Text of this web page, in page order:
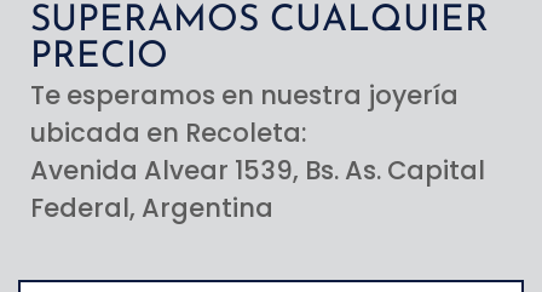
SUPERAMOS CUALQUIER
PRECIO
Te esperamos en nuestra joyería
ubicada en Recoleta:
Avenida Alvear 1539, Bs. As. Capital
Federal, Argentina